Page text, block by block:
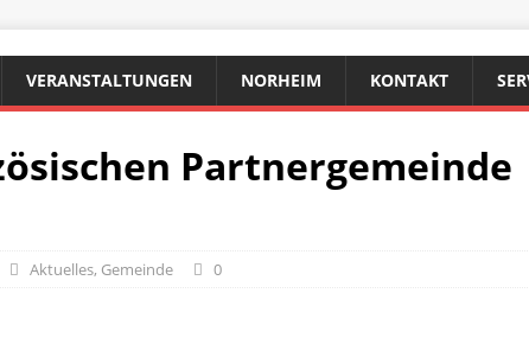
VERANSTALTUNGEN NORHEIM KONTAKT
Partnergemeinde
Aktuelles, Gemeinde 0